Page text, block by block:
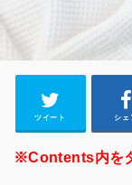
ツイート シェ
※Contents内を